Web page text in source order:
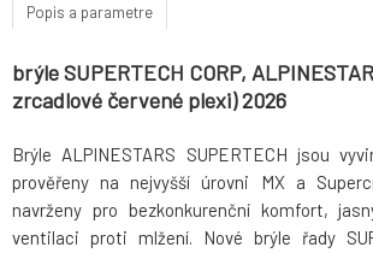
Popis a parametre
brýle SUPERTECH CORP,
zrcadlové červené plexi) 2026
Brýle ALPINESTARS SUPERTECH jsou
prověřeny na nejvyšší úrovni MX a
navrženy pro bezkonkurenční komfort,
ventilaci proti mlžení. Nové brýle řady